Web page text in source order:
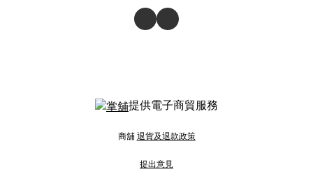
提供電子商貿服務
商舖 退貨及退款政策
提出意見